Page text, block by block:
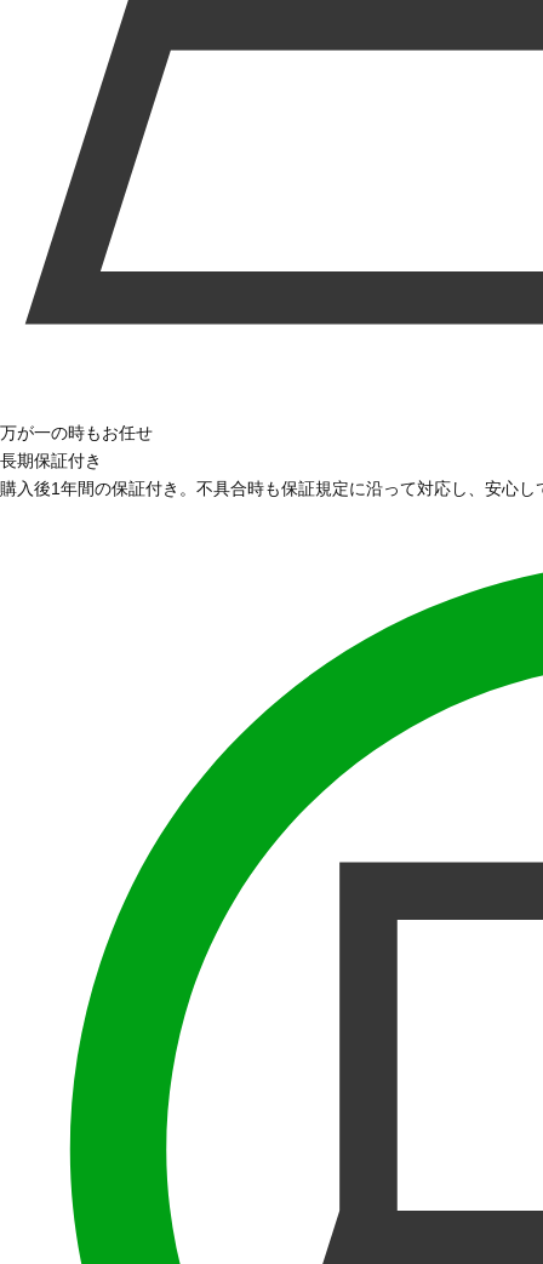
万が一の時もお任せ
長期保証付き
購入後1年間の保証付き。不具合時も保証規定に沿って対応し、安心